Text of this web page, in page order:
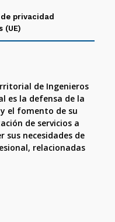
privacidad
(UE)
de Ingenieros
es la defensa de la
el fomento de su
de servicios a
sus necesidades de
relacionadas